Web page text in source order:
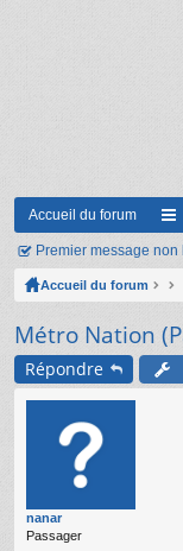
Accueil du forum
ac
co
ci
s
Premier message non
Accueil du forum
Métro Nation
Répondre
nanar
Passager